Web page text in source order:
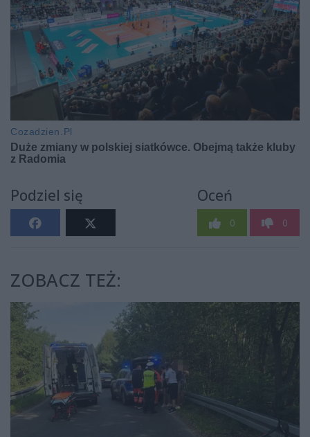
Podziel się Oceń
0 0
ZOBACZ TEŻ: